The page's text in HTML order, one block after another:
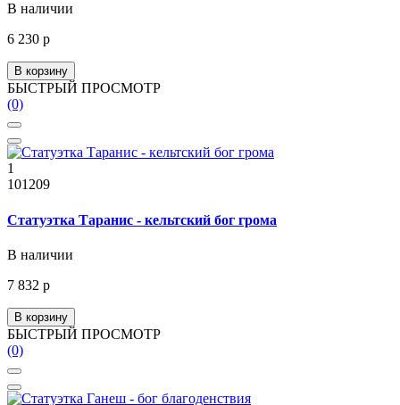
В наличии
6 230 р
В корзину
БЫСТРЫЙ ПРОСМОТР
(0)
1
101209
Статуэтка Таранис - кельтский бог грома
В наличии
7 832 р
В корзину
БЫСТРЫЙ ПРОСМОТР
(0)